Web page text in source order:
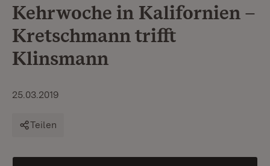
Kehrwoche in Kalifornien –
Kretschmann trifft
Klinsmann
25.03.2019
Teilen